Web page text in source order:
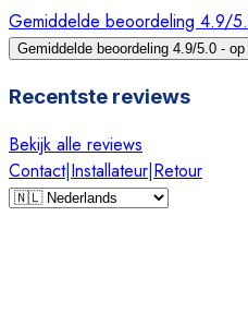
Gemiddelde beoordeling 4.9/
Gemiddelde beoordeling 4.9/5.0 -
Recentste reviews
Bekijk alle reviews
Contact|Installateur|Retour